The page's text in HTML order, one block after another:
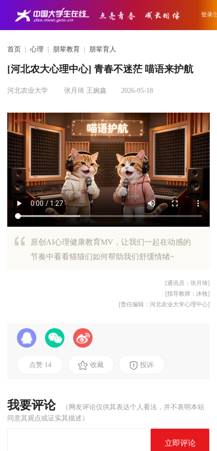
登录/
首页 心理 朋辈教育 朋辈育人
[河北农大心理中心] 青春不迷茫 喵语来护航
河北农业大学 张月琦 王婉鑫 2026-05-18
原创AI心理健康教育MV，让我们一起在动感的
节奏中看看猫猫们如何帮助我们舒缓情绪~
[通讯员：张月琦]
[指导教师：沐牧]
[责任编辑：河北农业大学心理中心]
点赞 14 收藏 投诉
我要评论
（网友评论仅供其表达个人看法，并不表明本站
同意其观点或证实其描述）
立即评论